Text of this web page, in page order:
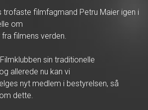
trofaste filmfagmand Petru Maier igen i
om
filmens verden.
sin traditionelle
allerede nu kan vi
nyt medlem i bestyrelsen, så
dette.